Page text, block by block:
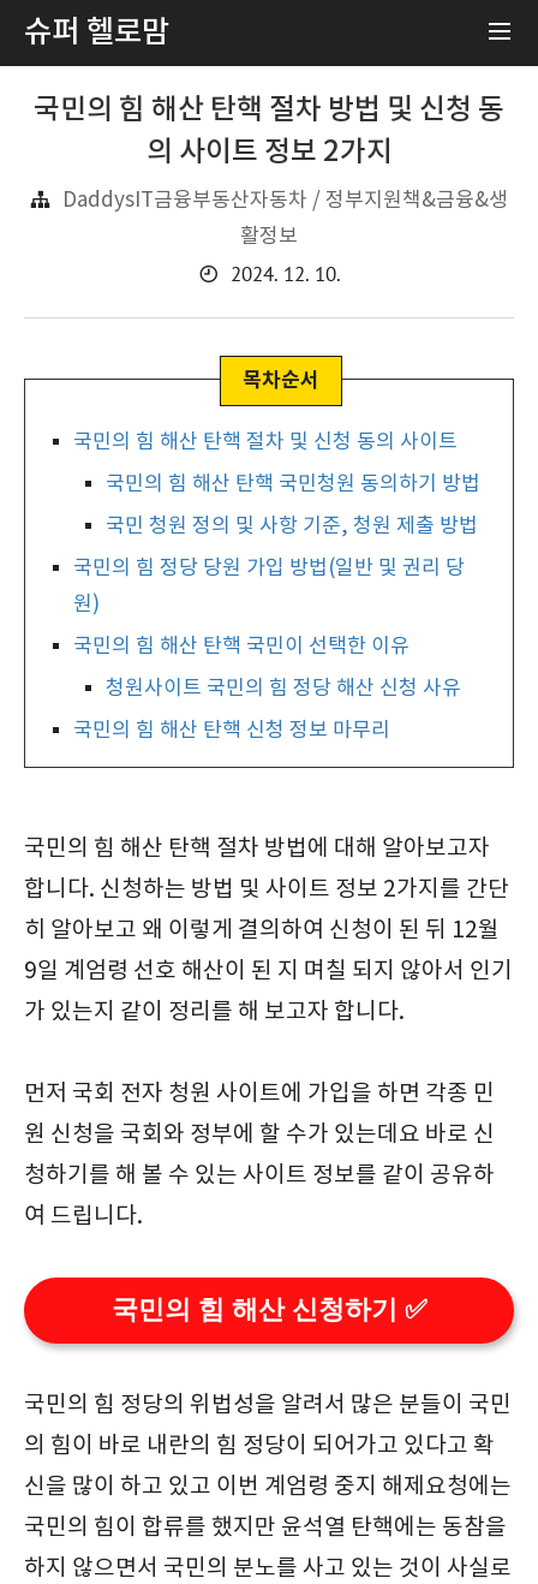
슈퍼 헬로맘
국민의 힘 해산 탄핵 절차 방법 및 신청 동
의 사이트 정보 2가지
DaddysIT금융부동산자동차 / 정부지원책&금융&생
활정보
2024. 12. 10.
국민의 힘 해산 탄핵 절차 및 신청 동의 사이트
국민의 힘 해산 탄핵 국민청원 동의하기 방법
국민 청원 정의 및 사항 기준, 청원 제출 방법
국민의 힘 정당 당원 가입 방법(일반 및 권리 당
원)
국민의 힘 해산 탄핵 국민이 선택한 이유
청원사이트 국민의 힘 정당 해산 신청 사유
국민의 힘 해산 탄핵 신청 정보 마무리
국민의 힘 해산 탄핵 절차 방법에 대해 알아보고자
합니다. 신청하는 방법 및 사이트 정보 2가지를 간단
히 알아보고 왜 이렇게 결의하여 신청이 된 뒤 12월
9일 계엄령 선호 해산이 된 지 며칠 되지 않아서 인기
가 있는지 같이 정리를 해 보고자 합니다.
먼저 국회 전자 청원 사이트에 가입을 하면 각종 민
원 신청을 국회와 정부에 할 수가 있는데요 바로 신
청하기를 해 볼 수 있는 사이트 정보를 같이 공유하
여 드립니다.
국민의 힘 해산 신청하기 ✅
국민의 힘 정당의 위법성을 알려서 많은 분들이 국민
의 힘이 바로 내란의 힘 정당이 되어가고 있다고 확
신을 많이 하고 있고 이번 계엄령 중지 해제요청에는
국민의 힘이 합류를 했지만 윤석열 탄핵에는 동참을
하지 않으면서 국민의 분노를 사고 있는 것이 사실로